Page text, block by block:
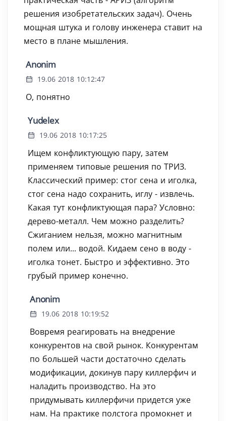
решения изобретательских задач). Очень
мощная штука и голову инженера ставит на
место в плане мышления.
Anonim
19.06 2018 10:12:47
О, понятно
Yudelex
19.06 2018 10:17:25
Ищем конфликтующую пару, затем
применяем типовые решения по ТРИЗ.
Классический пример: стог сена и иголка,
стог сена надо сохранить, иглу - извлечь.
Какая тут конфликтующая пара? Условно:
дерево-металл. Чем можно разделить?
Сжиганием нельзя, можно магнитным
полем или... водой. Кидаем сено в воду -
иголка тонет. Быстро и эффективно. Это
грубый пример конечно.
Anonim
19.06 2018 10:19:52
Вовремя реагировать на внедрение
конкурентов на свой рынок. Конкурентам
по большей части достаточно сделать
модификации, докинув пару киллерфич и
наладить производство. На это
придумывать киллерфичи придется уже
нам. На практике полстога промокнет и